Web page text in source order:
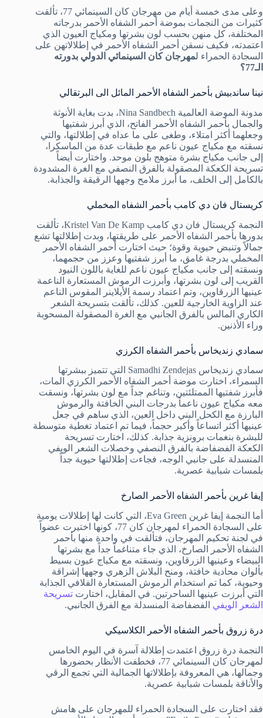
وعلى مدى خمسة أيام من مهرجان كان السينمائي 77، تألقت
كثيرات من النجمات بموضة أحمر الشفاه الأحمر بدرجاته
المختلفة، كل منهن بحسب لون بشرتها ومكياج العيون الذي
اعتمدته، فكيف نسقن أحمر الشفاه الأحمر في إطلالاتهن على
السجادة الحمراء لمهرجان كان السينمائي الدولي بدورته
الـ77؟
نينا ساندبيش بأحمر الشفاه الأحمر المائل الى البرتقالي
مدونة الموضة العالمية Nina Sandbech، بدت بغاية الأنوثة
والجمال بأحمر الشفاه الأحمر الفاتح، الذي أبرز شفتيها
وجعلهما أكثر امتلاء، وطغى على ما عداه في إطلالتها، والتي
نسقته مع مكياج عيون ناعم مع طبقات عدة من الماسكرا،
إلى جانب مكياج بشرة متوهج بلون موحد. واختارت أيضاً
تسريحة الكعكة المصقولة بالفرق النصفي مع الغرة المشدودة
بالكامل إلى الخلف، ما أبرز ملامح وجهها الرقيقة والجذابة.
كريستال فان دي كامب بأحمر الشفاه المخملي
النجمة كريستال فان دي كامب Kristel Van De Kamp، تألقت
بدورها بأحمر الشفاه الأحمر على طريقتها، وبدت إطلالتها تشع
جمالاً وتنبض حيوية وقوة؛ حيث اختارت أحمر الشفاه الأحمر
المخملي بدرجة غامق، ما أبرز شفتيها وعزز من حجمهما،
ونسقته إلى جانب مكياج عيون ناعم للغاية باللون النيود
القريب إلى لون بشرتها، وأبرزت الرموش المستعارة الناعمة
عينيها الزرقاوين، وتم اعتماد رسمة الأيلاينر المقوس الناعم
عند الزاوية الخارجية للعين. كذلك، تألقت بتسريحة الشعر
الكاري المالس بالفرق الجانبي مع الغرة المصقولة المسحوبة
وراء الأذنين.
سمادي زنديخاس بأحمر الشفاه الكرزي
سمادي زنديخاس Samadhi Zendejas التي تتميز ببشرتها
السمراء، اختارت موضة أحمر الشفاه الأحمر الكرزي المات،
فأبرز شفتيها الممتلئتين، وتناغم جداً مع لون بشرتها، ونسقت
معه مكياج عيون ناعماً بدرجات البني الخافتة والرموش
البارزة مع الكحل البني داخل العين، الذي ساهم في جعل
عينيها أكثر اتساعاً وأكبر حجماً، فيما تم اعتماد تغطية متوسطة
للبشرة بنغمات برونزية جذابة. كذلك، اختارت تسريحة
الكعكة الفضفاضة بالفرق النصفي وخصلات الشعر الويفي
المنسدلة على جانبي الوجه، فجاءت إطلالتها حيوية جداً
بلمسات شبابية عصرية.
إيفا غرين بأحمر الشفاه الأحمر الصارخ
أما النجمة إيفا غرين Eva Green، التي كانت لها إطلالات يومية
على السجادة الحمراء لمهرجان كان 77، كونها اختيرت عضواً
في لجنة تحكيم المهرجان، فتألقت في واحدة منها بأحمر
الشفاه الأحمر الصارخ، الذي جاء متناغماً جداً مع بشرتها
البيضاء وعينيها الزرقاوين، ونسقته مع مكياج عيون بسيط
بألوان محادية خافتة، ومنح البلاش الزهري وجهها إشراقة
وحيوية، كما تم استخدام الرموش المستعارة الفلافي الجذابة
التي أبرزت عينيها الساحرتين. في المقابل، اختارت تسريحة
الشعر الويفي الفضفاضة المنسدلة مع الفرق الجانبي.
درة زروق بأحمر الشفاه الأحمر الكلاسيكي
النجمة درة زروق اعتمدت إطلالة آسرة في اليوم الخامس
لمهرجان كان السينمائي 77، فخطفت الأنظار بحضورها
وجمالها، هي المعروفة بإطلالاتها الجمالية التي تجمع الرقي
والأناقة بلمسات شبابية عصرية.
فقد اختارت على السجادة الحمراء للمهرجان على هامش